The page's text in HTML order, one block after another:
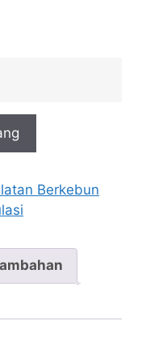
Berkebun